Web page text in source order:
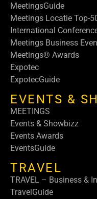
MeetingsGuide
Meetings Locatie Top-
International
Meetings Business
Meetings® Awards
Expotec
ExpotecGuide
EVENTS &
MEETINGS
Events & Showbizz
Events Awards
EventsGuide
TRAVEL
TRAVEL – Business &
TravelGuide